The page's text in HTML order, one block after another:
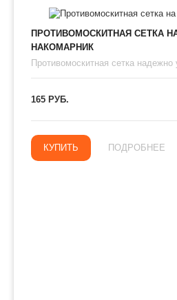
ПРОТИВОМОСКИТНАЯ СЕТКА
НАКОМАРНИК
Противомоскитная сетка надежно
165 РУБ.
КУПИТЬ ПОДРОБНЕЕ